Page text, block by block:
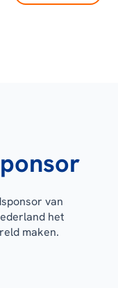
van
het
maken.